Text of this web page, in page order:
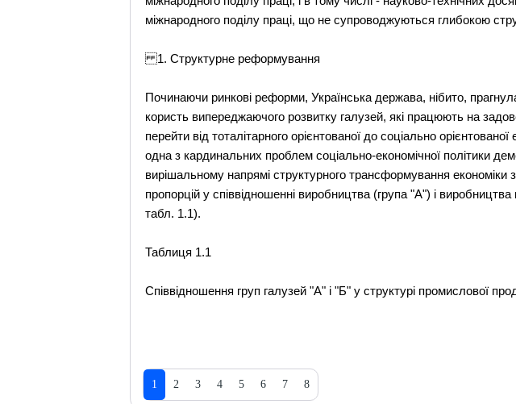
міжнародного поділу праці, що не супроводжуються глибокою
1. Структурне реформування
Починаючи ринкові реформи, Українська держава, нібито,
користь випереджаючого розвитку галузей, які працюють на
перейти від тоталітарного орієнтованої до соціально
одна з кардинальних проблем соціально-економічної політики
вирішальному напрямі структурного трансформування
пропорцій у співвідношенні виробництва (група "А") і
табл. 1.1).
Таблиця 1.1
Співвідношення груп галузей "А" і "Б" у структурі промислової
1 2 3 4 5 6 7 8